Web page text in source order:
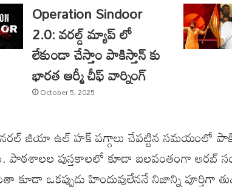
Operation Sindoor
2.0: వరల్డ్ మ్యాప్ లో
లేకుండా చేస్తాం పాకిస్తాన్ కు
భారత ఆర్మీ చీఫ్ వార్నింగ్
October 5, 2025
జియా ఉల్ హక్ పగ్గాలు చేపట్టిన సమయంలో
పాఠశాలల పుస్తకాలలో కూడా బలవంతంగా అరబ్
కూడా ఒకప్పుడు హిందువులేననే నిజాన్ని పూర్తిగా